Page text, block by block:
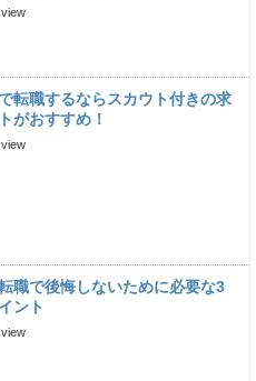
転職するならスカウト付きの求
がおすすめ！
職で後悔しないために必要な3
ント